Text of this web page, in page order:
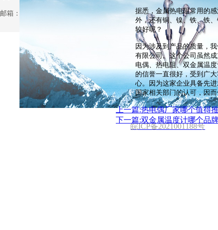
邮箱：531970962@qq.com
据悉，金属热电阻常用的
外，还有铜、镍、铁、铁
较好呢？
因为涉及到产品的质量，
有限公司。这个公司虽然
电偶、热电阻、双金属温
的信誉一直很好，受到广
心。因为这家企业具备先
国家相关部门的认可，因
上一篇:热电偶厂家哪个值得
下一篇:双金属温度计哪个品
电话 :137 2101 3931 邮箱:
皖ICP备2021001188号
首页 关于公司 新闻中心